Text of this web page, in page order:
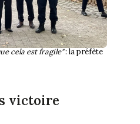
cela est fragile": la préfète
victoire